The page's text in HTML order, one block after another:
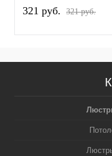
7W3K-M-BS
321 pуб. 321 pуб.